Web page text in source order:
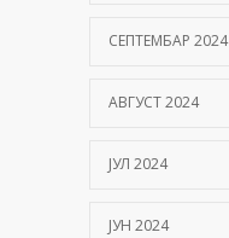
СЕПТЕМБАР 2024
АВГУСТ 2024
ЈУЛ 2024
ЈУН 2024